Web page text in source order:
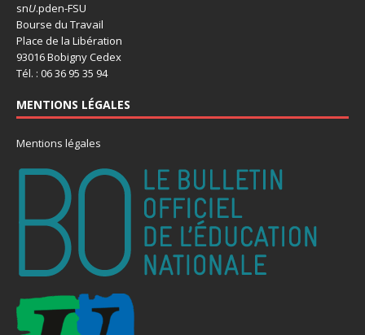
snU.pden-FSU
Bourse du Travail
Place de la Libération
93016 Bobigny Cedex
Tél. : 06 36 95 35 94
MENTIONS LÉGALES
Mentions légales